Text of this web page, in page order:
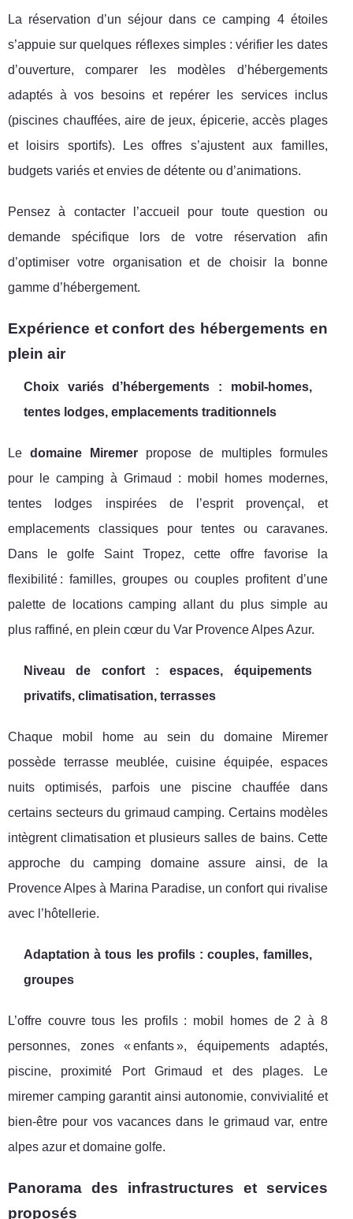
La réservation d’un séjour dans ce camping 4 étoiles
s’appuie sur quelques réflexes simples : vérifier les dates
d’ouverture, comparer les modèles d’hébergements
adaptés à vos besoins et repérer les services inclus
(piscines chauffées, aire de jeux, épicerie, accès plages
et loisirs sportifs). Les offres s’ajustent aux familles,
budgets variés et envies de détente ou d’animations.
Pensez à contacter l’accueil pour toute question ou
demande spécifique lors de votre réservation afin
d’optimiser votre organisation et de choisir la bonne
gamme d’hébergement.
Expérience et confort des hébergements en
plein air
Choix variés d’hébergements : mobil-homes,
tentes lodges, emplacements traditionnels
Le domaine Miremerpropose de multiples formules
pour le camping à Grimaud : mobil homes modernes,
tentes lodges inspirées de l’esprit provençal, et
emplacements classiques pour tentes ou caravanes.
Dans le golfe Saint Tropez, cette offre favorise la
flexibilité : familles, groupes ou couples profitent d’une
palette de locations camping allant du plus simple au
plus raffiné, en plein cœur du Var Provence Alpes Azur.
Niveau de confort : espaces, équipements
privatifs, climatisation, terrasses
Chaque mobil home au sein du domaine Miremer
possède terrasse meublée, cuisine équipée, espaces
nuits optimisés, parfois une piscine chauffée dans
certains secteurs du grimaud camping. Certains modèles
intègrent climatisation et plusieurs salles de bains. Cette
approche du camping domaine assure ainsi, de la
Provence Alpes à Marina Paradise, un confort qui rivalise
avec l’hôtellerie.
Adaptation à tous les profils : couples, familles,
groupes
L’offre couvre tous les profils : mobil homes de 2 à 8
personnes, zones « enfants », équipements adaptés,
piscine, proximité Port Grimaud et des plages. Le
miremer camping garantit ainsi autonomie, convivialité et
bien-être pour vos vacances dans le grimaud var, entre
alpes azur et domaine golfe.
Panorama des infrastructures et services
proposés